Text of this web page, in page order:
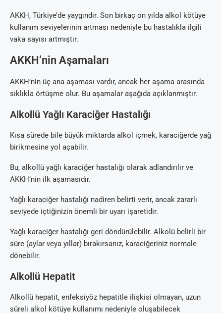
AKKH, Türkiye’de yaygındır. Son birkaç on yılda alkol kötüye
kullanım seviyelerinin artması nedeniyle bu hastalıkla ilgili
vaka sayısı artmıştır.
AKKH’nin Aşamaları
AKKH’nin üç ana aşaması vardır, ancak her aşama arasında
sıklıkla örtüşme olur. Bu aşamalar aşağıda açıklanmıştır.
Alkollü Yağlı Karaciğer Hastalığı
Kısa sürede bile büyük miktarda alkol içmek, karaciğerde yağ
birikmesine yol açabilir.
Bu, alkollü yağlı karaciğer hastalığı olarak adlandırılır ve
AKKH’nin ilk aşamasıdır.
Yağlı karaciğer hastalığı nadiren belirti verir, ancak zararlı
seviyede içtiğinizin önemli bir uyarı işaretidir.
Yağlı karaciğer hastalığı geri döndürülebilir. Alkolü belirli bir
süre (aylar veya yıllar) bırakırsanız, karaciğeriniz normale
dönebilir.
Alkollü Hepatit
Alkollü hepatit, enfeksiyöz hepatitle ilişkisi olmayan, uzun
süreli alkol kötüye kullanımı nedeniyle oluşabilecek